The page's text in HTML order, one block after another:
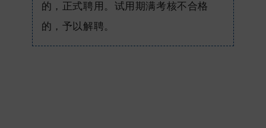
的，正式聘用。试用期满考核不合格
的，予以解聘。